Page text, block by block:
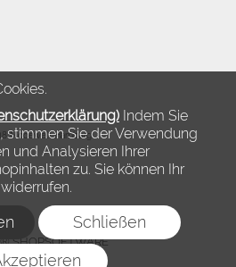
Indem Sie
stimmen Sie der Verwendung
und Analysieren Ihrer
zu. Sie können Ihr
Schließen
Modewelt Hamburg
SHOPSOFTWARE